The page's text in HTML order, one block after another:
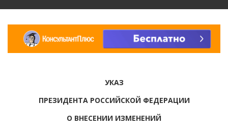
УКАЗ
ПРЕЗИДЕНТА РОССИЙСКОЙ ФЕДЕРАЦИИ
О ВНЕСЕНИИ ИЗМЕНЕНИЙ